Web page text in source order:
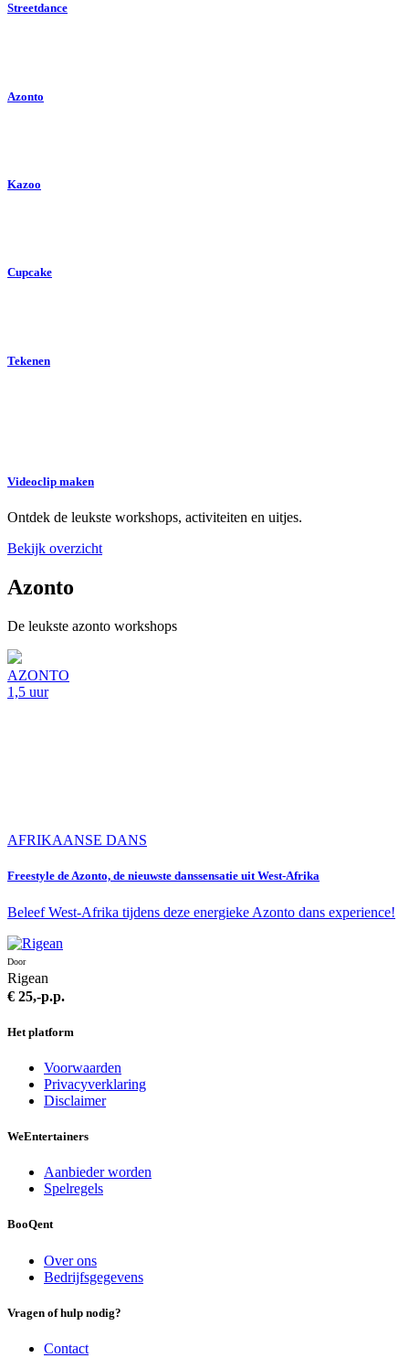
Streetdance
Azonto
Kazoo
Cupcake
Tekenen
Videoclip maken
Ontdek de leukste workshops, activiteiten en uitjes.
Bekijk overzicht
Azonto
De leukste azonto workshops
AZONTO
1,5 uur
AFRIKAANSE DANS
Freestyle de Azonto, de nieuwste danssensatie uit West-Afrika
Beleef West-Afrika tijdens deze energieke Azonto dans experience!
Door
Rigean
€ 25,-p.p.
Het platform
Voorwaarden
Privacyverklaring
Disclaimer
WeEntertainers
Aanbieder worden
Spelregels
BooQent
Over ons
Bedrijfsgegevens
Vragen of hulp nodig?
Contact